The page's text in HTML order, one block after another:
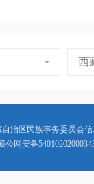
西
治区民族事务委员会
公网安备